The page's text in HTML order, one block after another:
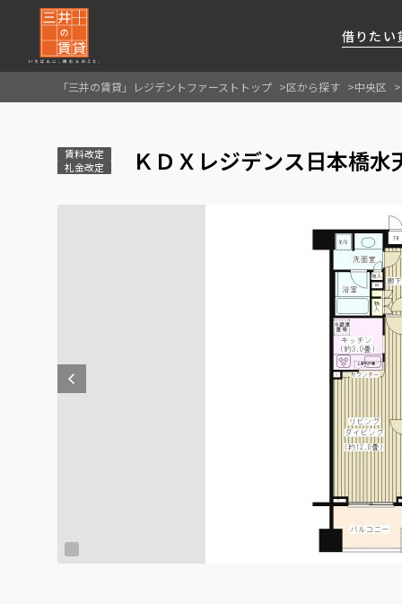
借りたい
私たちレジデントファーストの思いや
厳選した都心の上質な賃貸マンションを数多
賃貸運営をお考えのオーナー様に
分譲マンションのご購入、売却の
FIRST CHANNEL
レジデントファーストが提供する
「三井の賃貸」レジデントファーストトップ 区から探す 中央区
賃料改定
礼金改定
ＫＤＸレジデンス日本橋水